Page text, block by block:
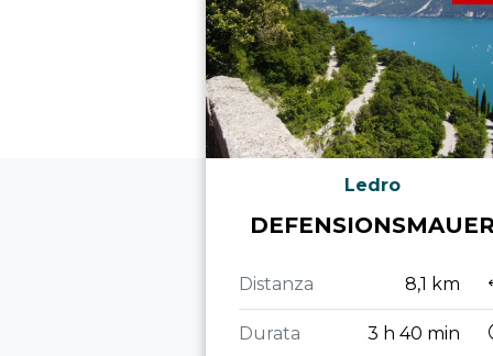
Ledro
DEFENSIONSMAUER
Distanza 8,1 km
Durata 3 h 40 min